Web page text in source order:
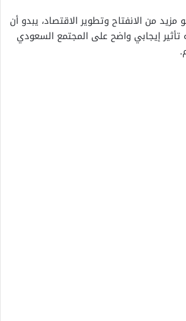
من الانفتاح وتطوير الاقتصاد، يبدو أن
تأثير إيجابي واضح على المجتمع السعودي